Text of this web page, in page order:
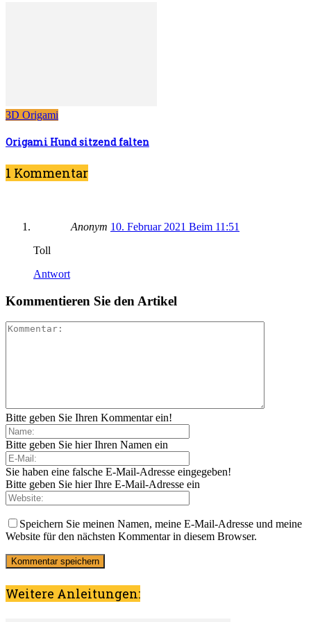
3D Origami
Origami Hund sitzend falten
1 Kommentar
Anonym 10. Februar 2021 Beim 11:51
Toll
Antwort
Kommentieren Sie den Artikel
Bitte geben Sie Ihren Kommentar ein!
Bitte geben Sie hier Ihren Namen ein
Sie haben eine falsche E-Mail-Adresse eingegeben!
Bitte geben Sie hier Ihre E-Mail-Adresse ein
Speichern Sie meinen Namen, meine E-Mail-Adresse und meine
Website für den nächsten Kommentar in diesem Browser.
Weitere Anleitungen: